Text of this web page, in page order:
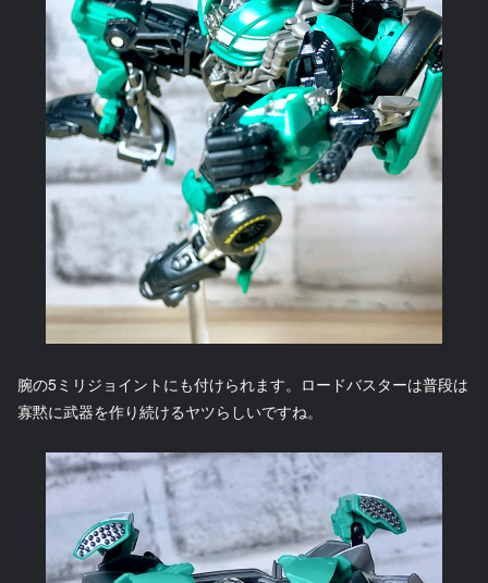
腕の5ミリジョイントにも付けられます。ロードバスターは普段は
寡黙に武器を作り続けるヤツらしいですね。